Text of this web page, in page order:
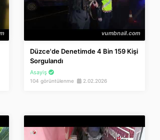
Düzce'de Denetimde 4 Bin 159 Kişi
Sorgulandı
Asayiş
104 görüntülenme 2.02.2026